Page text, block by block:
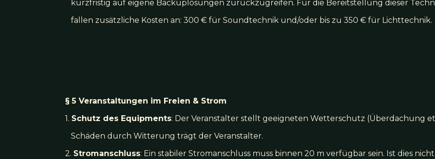
kurzfristig auf eigene Backuplösungen zurückzugreifen. Für die Bereitstellung dieser
fallen zusätzliche Kosten an: 300 € für Soundtechnik und/oder bis zu 350 € für Lichttechnik.
§ 5 Veranstaltungen im Freien & Strom
1. Schutz des Equipments: Der Veranstalter stellt geeigneten Wetterschutz (Überdachung
Schäden durch Witterung trägt der Veranstalter.
2. Stromanschluss: Ein stabiler Stromanschluss muss binnen 20 m verfügbar sein. Ist dies nicht